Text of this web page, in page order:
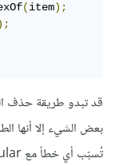
(item);
قد تبدو طريقة حذف
تُسبّب أي خطأ مع Angular في ذلك.